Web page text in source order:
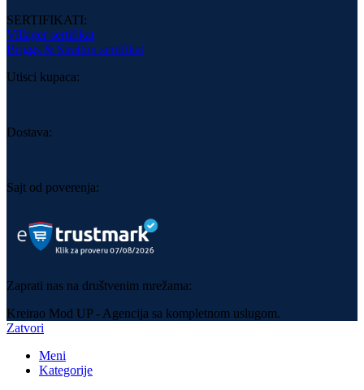
SERTIFIKATI:
Villager sertifikat
Briggs & Stratton sertifikat
Utisci kupaca:
Dostava:
Sajt od poverenja:
Zaprati nas na društvenim mrežama:
Kreirao Mod UP - Agencija sa kompletnom uslugom.
Zatvori
Meni
Kategorije